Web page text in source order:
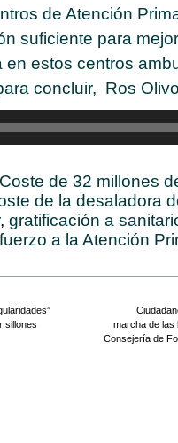
de Atención
suficiente para
en estos centros
concluir, Ros
Coste de 32 millones
de la desaladora
, gratificación a
a la Atención
sillones
marcha de las
Consejería de